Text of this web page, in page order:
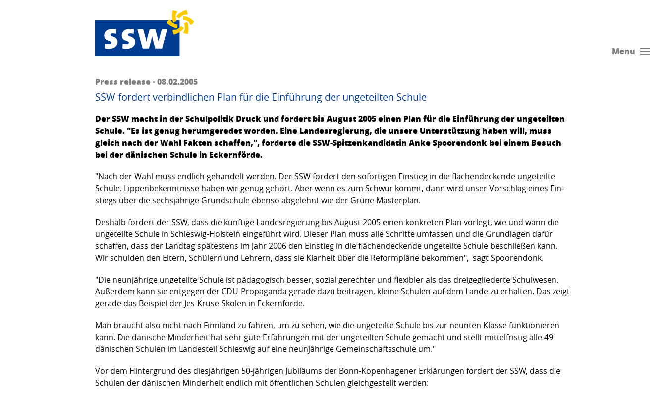
Menu
Press release · 08.02.2005
SSW fordert verbindlichen Plan für die Einführung der ungeteilten Schule
Der SSW macht in der Schulpolitik Druck und fordert bis August 2005 einen Plan für die Einfüh­rung der ungeteilten
Schule. "Es ist genug herum­geredet worden. Eine Landesregierung, die unsere Unterstützung haben will, muss
gleich nach der Wahl Fakten schaffen,", forderte die SSW-Spitzen­kandi­datin Anke Spooren­donk bei einem Besuch
bei der dänischen Schule in Eckernförde.
"Nach der Wahl muss endlich gehandelt werden. Der SSW fordert den sofor­tigen Einstieg in die flächendeckende ungeteilte
Schule. Lippenbekenntnisse haben wir genug gehört. Aber wenn es zum Schwur kommt, dann wird unser Vorschlag eines Ein­
stiegs über die sechsjährige Grundschule ebenso abgelehnt wie der Grüne Masterplan.
Deshalb fordert der SSW, dass die künftige Landesregierung bis August 2005 einen kon­kreten Plan vorlegt, wie und wann die
ungeteilte Schule in Schleswig-Holstein einge­führt wird. Dieser Plan muss alle Schritte umfassen und die Grundlagen dafür
schaffen, dass der Landtag spätestens im Jahr 2006 den Einstieg in die flächen­deckende ungeteilte Schule beschließen kann.
Wir schulden den Eltern, Schülern und Lehrern, dass sie Klarheit über die Reformpläne bekommen", sagt Spoorendonk.
"Die neunjährige ungeteilte Schule ist pädagogisch besser, sozial gerechter und flexi­bler als das dreigegliederte Schulwesen.
Außerdem kann sie entgegen der CDU-Propaganda gerade dazu beitragen, kleine Schulen auf dem Lande zu erhalten. Das zeigt
gerade das Beispiel der Jes-Kruse-Skolen in Eckernförde.
Man braucht also nicht nach Finnland zu fahren, um zu sehen, wie die ungeteilte Schule bis zur neunten Klasse funktionieren
kann. Die dänische Minderheit hat sehr gute Erfahrungen mit der ungeteilten Schule gemacht und stellt mittelfristig alle 49
dänischen Schulen im Landesteil Schleswig auf eine neun­jährige Gemeinschafts­schule um."
Vor dem Hintergrund des diesjährigen 50-jährigen Jubiläums der Bonn-Kopenha­gener Erklä­rungen fordert der SSW, dass die
Schulen der dänischen Minderheit endlich mit öffentlichen Schulen gleichgestellt werden: